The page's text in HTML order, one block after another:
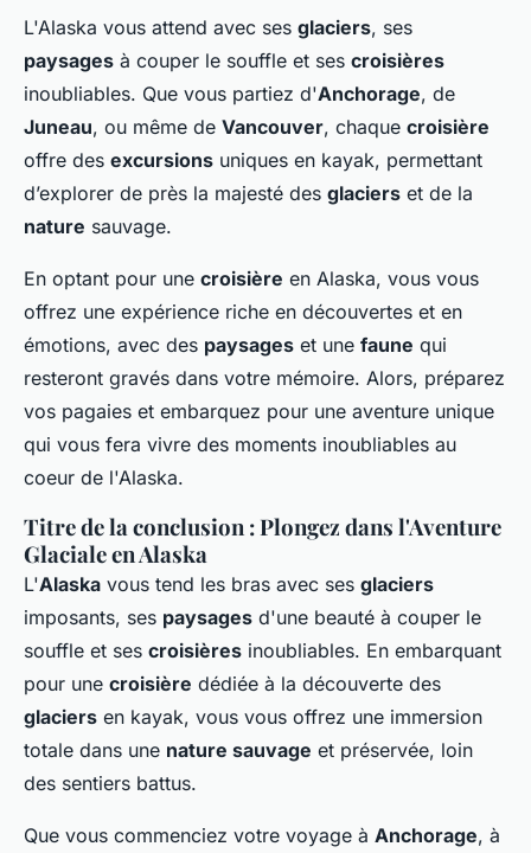
L'Alaska vous attend avec ses glaciers, ses
paysages à couper le souffle et ses croisières
inoubliables. Que vous partiez d'Anchorage, de
Juneau, ou même de Vancouver, chaque croisière
offre des excursions uniques en kayak, permettant
d’explorer de près la majesté des glaciers et de la
nature sauvage.
En optant pour une croisière en Alaska, vous vous
offrez une expérience riche en découvertes et en
émotions, avec des paysages et une faune qui
resteront gravés dans votre mémoire. Alors, préparez
vos pagaies et embarquez pour une aventure unique
qui vous fera vivre des moments inoubliables au
coeur de l'Alaska.
Titre de la conclusion : Plongez dans l'Aventure
Glaciale en Alaska
L'Alaska vous tend les bras avec ses glaciers
imposants, ses paysages d'une beauté à couper le
souffle et ses croisières inoubliables. En embarquant
pour une croisière dédiée à la découverte des
glaciers en kayak, vous vous offrez une immersion
totale dans une nature sauvage et préservée, loin
des sentiers battus.
Que vous commenciez votre voyage à Anchorage, à